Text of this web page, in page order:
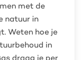
met de
natuur in
Weten hoe je
in
draag je per